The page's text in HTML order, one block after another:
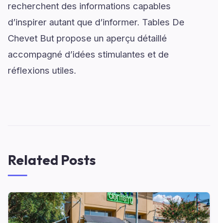
recherchent des informations capables
d’inspirer autant que d’informer. Tables De
Chevet But propose un aperçu détaillé
accompagné d’idées stimulantes et de
réflexions utiles.
Related Posts